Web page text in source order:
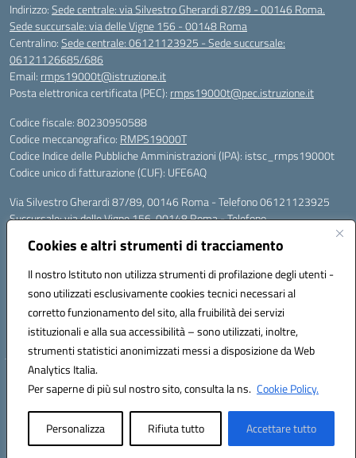
Cookies e altri strumenti di tracciamento
Il nostro Istituto non utilizza strumenti di profilazione degli utenti -
sono utilizzati esclusivamente cookies tecnici necessari al
corretto funzionamento del sito, alla fruibilità dei servizi
istituzionali e alla sua accessibilità – sono utilizzati, inoltre,
strumenti statistici anonimizzati messi a disposizione da Web
Analytics Italia.
Per saperne di più sul nostro sito, consulta la ns. Cookie Policy.
Personalizza Rifiuta tutto Accettare tutto
Indirizzo:Sede centrale: via Silvestro Gherardi 87/89 - 00146 Roma.
Sede succursale: via delle Vigne 156 - 00148 Roma
Centralino:Sede centrale: 06121123925 - Sede succursale:
06121126685/686
Email: rmps19000t@istruzione.it
Posta elettronica certificata (PEC): rmps19000t@pec.istruzione.it
Codice fiscale: 80230950588
Codice meccanografico: RMPS19000T
Codice Indice delle Pubbliche Amministrazioni (IPA): istsc_rmps19000t
Codice unico di fatturazione (CUF): UFE6AQ
Via Silvestro Gherardi 87/89, 00146 Roma - Telefono 06121123925
Succursale: via delle Vigne 156, 00148 Roma - Telefono
Mail: rmps19000t@istruzione.it - PEC: rmps19000t@pec.istruzione.it
Per contatti con il Dirigente Scolastico, utilizzare esclusivamente
Codice univoco ufficio: UFE6AQ
Codice meccanografico: RMPS19000T
Codice fiscale: 80230950588
Hosting & Powered by 3D Solution S.r.l.
Concept & Design by Designers Italia